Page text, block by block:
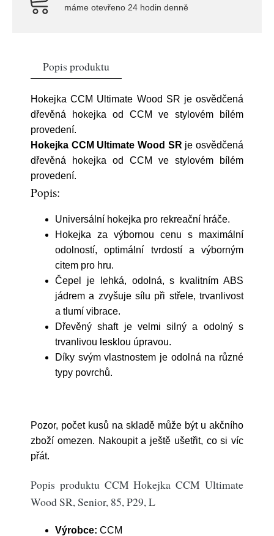
máme otevřeno 24 hodin denně
Popis produktu
Hokejka CCM Ultimate Wood SR je osvědčená
dřevěná hokejka od CCM ve stylovém bílém
provedení.
Hokejka CCM Ultimate Wood SR je osvědčená
dřevěná hokejka od CCM ve stylovém bílém
provedení.
Popis:
Universální hokejka pro rekreační hráče.
Hokejka za výbornou cenu s maximální
odolností, optimální tvrdostí a výborným
citem pro hru.
Čepel
je lehká, odolná, s kvalitním ABS
jádrem a zvyšuje sílu při střele, trvanlivost
a tlumí vibrace.
Dřevěný shaft je velmi silný a odolný s
trvanlivou lesklou úpravou.
Díky svým vlastnostem je odolná na různé
typy povrchů.
Pozor, počet kusů na skladě může být u akčního
zboží omezen. Nakoupit a ještě ušetřit, co si víc
přát.
Popis produktu CCM Hokejka CCM Ultimate
Wood SR, Senior, 85, P29, L
Výrobce: CCM